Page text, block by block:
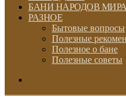
БАНИ НАРОДОВ МИРА
РАЗНОЕ
Бытовые вопросы
Полезные
Полезное о бане
Полезные советы